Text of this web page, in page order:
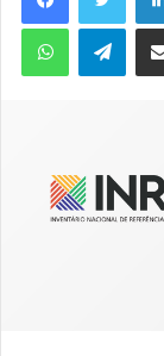
m Telegram